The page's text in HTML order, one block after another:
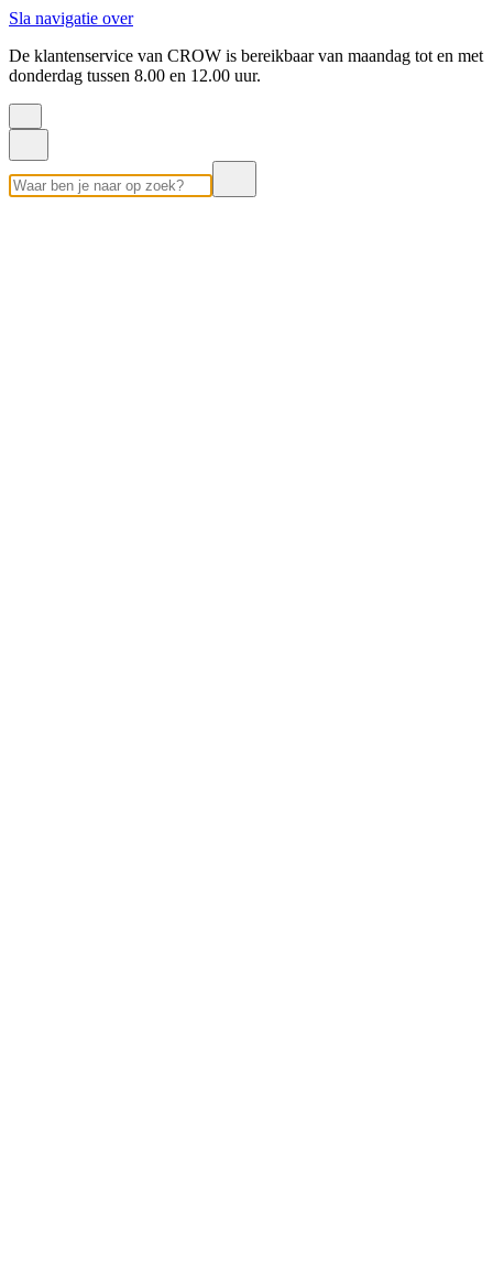
Sla navigatie over
De klantenservice van CROW is bereikbaar van maandag tot en met
donderdag tussen 8.00 en 12.00 uur.